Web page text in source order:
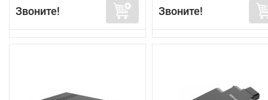
Звоните! Звоните!